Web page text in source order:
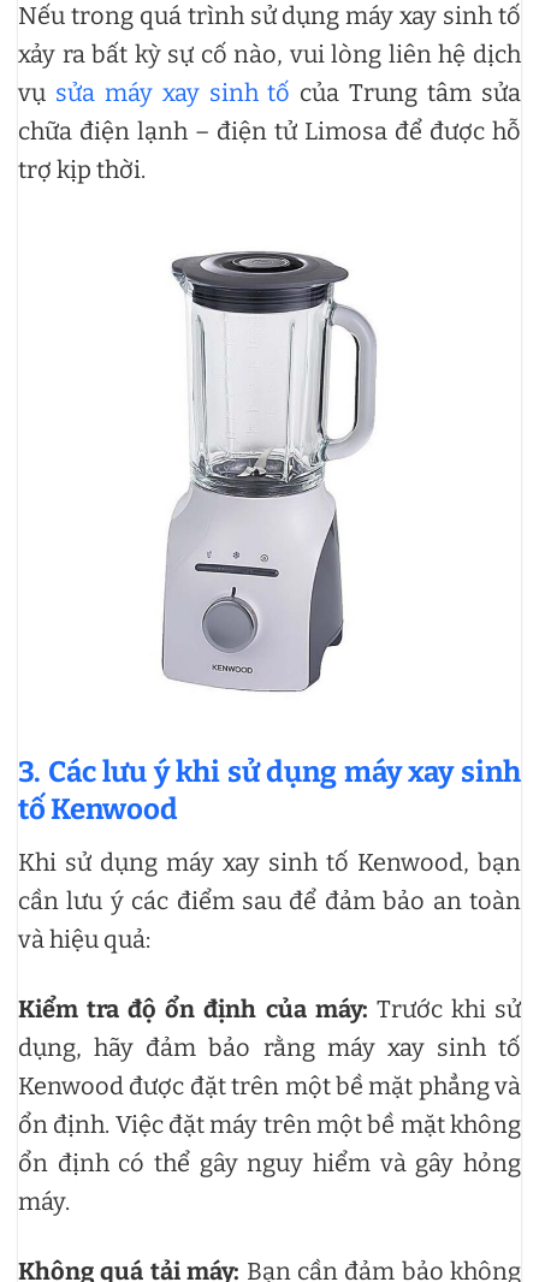
Nếu trong quá trình sử dụng máy xay sinh tố
xảy ra bất kỳ sự cố nào, vui lòng liên hệ dịch
vụ sửa máy xay sinh tố của Trung tâm sửa
chữa điện lạnh – điện tử Limosa để được hỗ
trợ kịp thời.
3. Các lưu ý khi sử dụng máy xay sinh
tố Kenwood
Khi sử dụng máy xay sinh tố Kenwood, bạn
cần lưu ý các điểm sau để đảm bảo an toàn
và hiệu quả:
Kiểm tra độ ổn định của máy: Trước khi sử
dụng, hãy đảm bảo rằng máy xay sinh tố
Kenwood được đặt trên một bề mặt phẳng và
ổn định. Việc đặt máy trên một bề mặt không
ổn định có thể gây nguy hiểm và gây hỏng
máy.
Không quá tải máy: Bạn cần đảm bảo không